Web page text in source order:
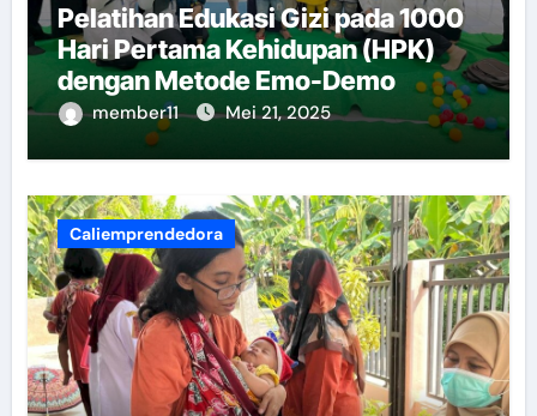
Pelatihan Edukasi Gizi pada 1000
Hari Pertama Kehidupan (HPK)
dengan Metode Emo-Demo
member11 Mei 21, 2025
Caliemprendedora